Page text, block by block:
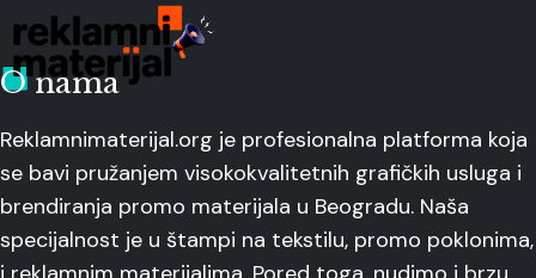
O nama
Reklamnimaterijal.org je profesionalna platforma koja
se bavi pružanjem visokokvalitetnih grafičkih usluga i
brendiranja promo materijala u Beogradu. Naša
specijalnost je u štampi na tekstilu, promo poklonima,